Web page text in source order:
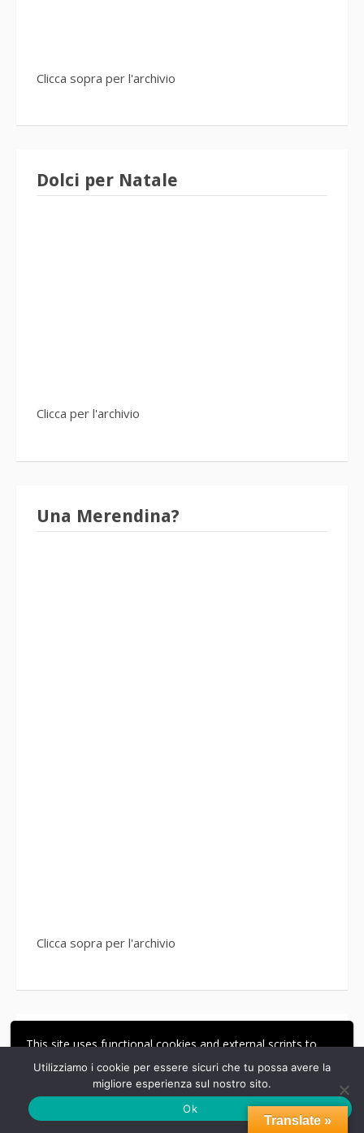
This site uses functional cookies and external scripts to
improve your experience.
LE MIE IMPOSTAZIONI
ACCETTA
Clicca sopra per l'archivio
Dolci per Natale
Clicca per l'archivio
Una Merendina?
Clicca sopra per l'archivio
Il mio pane fresco
Translate »
Utilizziamo i cookie per essere sicuri che tu possa avere la
migliore esperienza sul nostro sito.
Ok